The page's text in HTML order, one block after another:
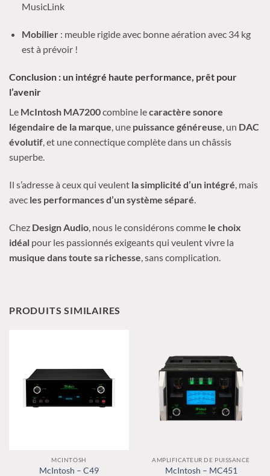
MusicLink
Mobilier: meuble rigide avec bonne aération avec 34 kg
est à prévoir !
Conclusion : un intégré haute performance, prêt pour
l’avenir
Le McIntosh MA7200combine lecaractère sonore
légendaire de la marque, une puissance généreuse, un DAC
évolutif, et une connectique complète dans un châssis
superbe.
Il s’adresse à ceux qui veulent la simplicité d’un intégré , mais
avec les performances d’un système séparé
Chez Design Audio , nous le considérons comme le choix
idéal pour les passionnés exigeants qui veulent vivre la
musique dans toute sa richesse , sans complication.
PRODUITS SIMILAIRES
MCINTOSH
McIntosh – C49
AMPLIFICATEUR DE PUISSANCE
McIntosh – MC451